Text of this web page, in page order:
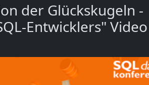
der Glückskugeln -
Entwicklers" Video